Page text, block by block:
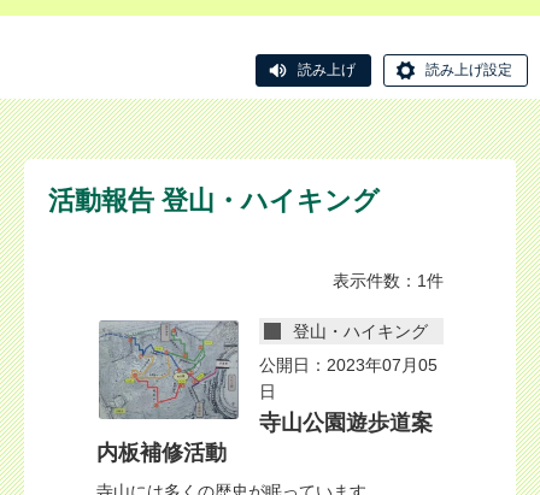
読み上げ 読み上げ設定
活動報告 登山・ハイキング
表示件数：1件
登山・ハイキング
公開日：2023年07月05
日
寺山公園遊歩道案
内板補修活動